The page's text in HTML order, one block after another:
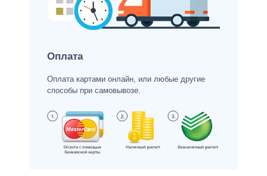
Оплата
Оплата картами онлайн, или любые другие
способы при самовывозе.